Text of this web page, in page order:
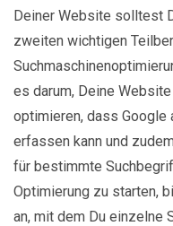
Deiner Website solltest
zweiten wichtigen
es darum, Deine
optimieren, dass Google
erfassen kann und
für bestimmte
Optimierung zu starten,
an, mit dem Du einzelne